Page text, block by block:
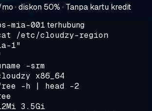
· diskon 50% · Tanpa kartu kredit
mia-001 terhubung
/etc/cloudzy-region
1"
-srm
x86_64
-h | head -2
3.5Gi